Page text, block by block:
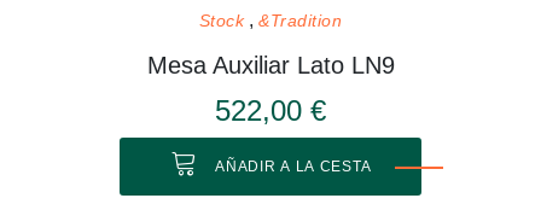
Stock &Tradition
Mesa Auxiliar Lato LN9
522,00 €
AÑADIR A LA CESTA